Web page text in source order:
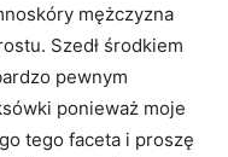
mężczyzna
Szedł środkiem
pewnym
ponieważ moje
tego faceta i proszę